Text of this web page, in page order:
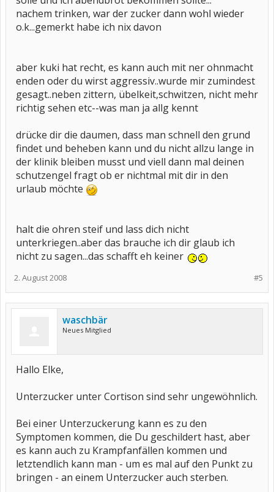
nachem trinken, war der zucker dann wohl wieder
o.k...gemerkt habe ich nix davon
aber kuki hat recht, es kann auch mit ner ohnmacht
enden oder du wirst aggressiv..wurde mir zumindest
gesagt..neben zittern, übelkeit,schwitzen, nicht mehr
richtig sehen etc--was man ja allg kennt
drücke dir die daumen, dass man schnell den grund
findet und beheben kann und du nicht allzu lange in
der klinik bleiben musst und viell dann mal deinen
schutzengel fragt ob er nichtmal mit dir in den
urlaub möchte
halt die ohren steif und lass dich nicht
unterkriegen..aber das brauche ich dir glaub ich
nicht zu sagen...das schafft eh keiner
#5
2. August 2008
waschbär
Neues Mitglied
Hallo Elke,
Unterzucker unter Cortison sind sehr ungewöhnlich.
Bei einer Unterzuckerung kann es zu den
Symptomen kommen, die Du geschildert hast, aber
es kann auch zu Krampfanfällen kommen und
letztendlich kann man - um es mal auf den Punkt zu
bringen - an einem Unterzucker auch sterben.